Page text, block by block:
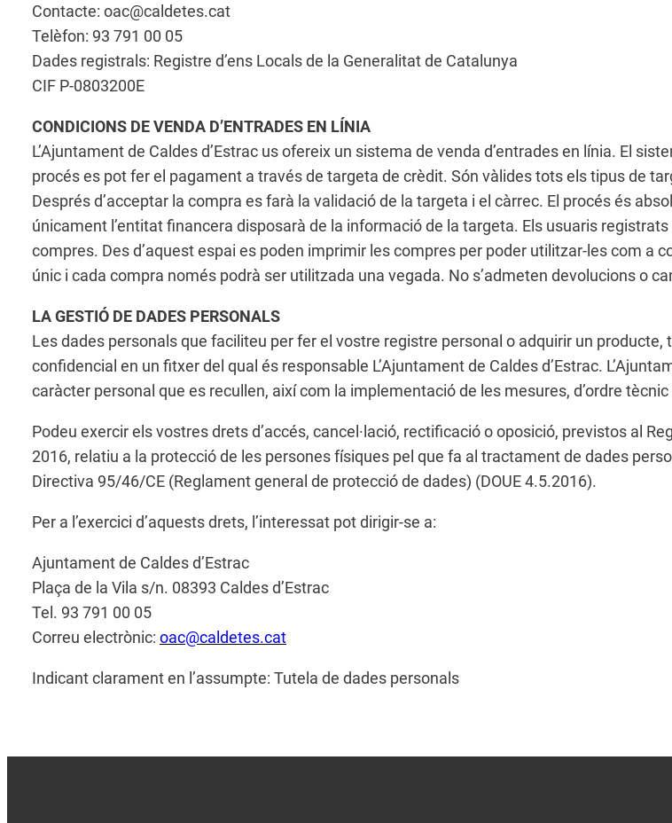
Contacte: oac@caldetes.cat
Telèfon: 93 791 00 05
Dades registrals: Registre d’ens Locals de la Generalitat de Catalunya
CIF P-0803200E
CONDICIONS DE VENDA D’ENTRADES EN LÍNIA
L’Ajuntament de Caldes d’Estrac us ofereix un sistema de venda d’entrades en línia. El
procés es pot fer el pagament a través de targeta de crèdit. Són vàlides tots els tipus de
Després d’acceptar la compra es farà la validació de la targeta i el càrrec. El procés és
únicament l’entitat financera disposarà de la informació de la targeta. Els usuaris
compres. Des d’aquest espai es poden imprimir les compres per poder utilitzar-les com a
únic i cada compra només podrà ser utilitzada una vegada. No s’admeten devolucions o
LA GESTIÓ DE DADES PERSONALS
Les dades personals que faciliteu per fer el vostre registre personal o adquirir un
confidencial en un fitxer del qual és responsable L’Ajuntament de Caldes d’Estrac.
caràcter personal que es recullen, així com la implementació de les mesures, d’ordre
Podeu exercir els vostres drets d’accés, cancel·lació, rectificació o oposició, previstos al
2016, relatiu a la protecció de les persones físiques pel que fa al tractament de dades
Directiva 95/46/CE (Reglament general de protecció de dades) (DOUE 4.5.2016).
Per a l’exercici d’aquests drets, l’interessat pot dirigir-se a:
Ajuntament de Caldes d’Estrac
Plaça de la Vila s/n. 08393 Caldes d’Estrac
Tel. 93 791 00 05
Correu electrònic: oac@caldetes.cat
Indicant clarament en l’assumpte: Tutela de dades personals